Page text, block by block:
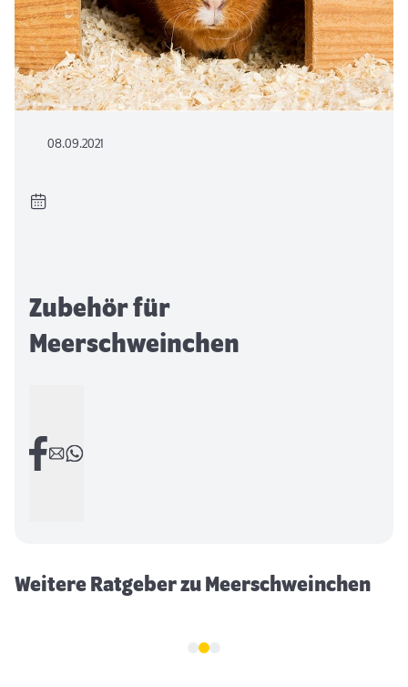
08.09.2021
Zubehör für
Meerschweinchen
Weitere Ratgeber zu Meerschweinchen